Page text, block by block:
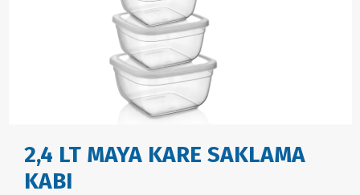
2,4 LT MAYA KARE SAKLAMA
KABI